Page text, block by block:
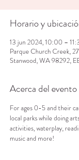
Horario y
13 jun 2024, 10:00 –
Parque Church Creek,
Stanwood, WA 98292,
Acerca del evento
For ages 0-5 and their
local parks while doing
activities, waterplay,
music and more!